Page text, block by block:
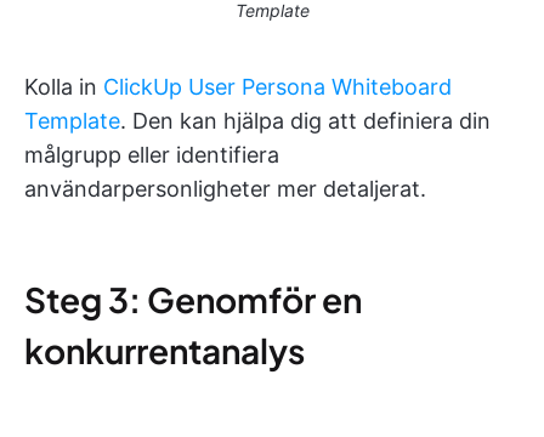
Template
Kolla in ClickUp User Persona Whiteboard
Template. Den kan hjälpa dig att definiera din
målgrupp eller identifiera
användarpersonligheter mer detaljerat.
Steg 3: Genomför en
konkurrentanalys